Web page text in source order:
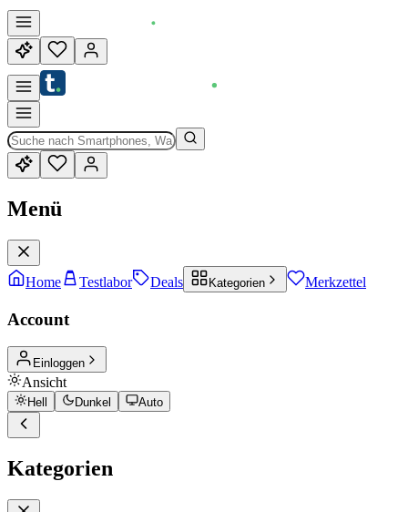
Menü
Home Testlabor Deals Kategorien Merkzettel
Account
Einloggen
Ansicht
Hell Dunkel Auto
Kategorien